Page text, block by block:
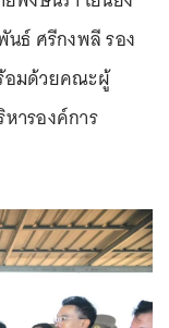
นธ์ ศรีกงพลี รอง
อมด้วยคณะผู้
ารองค์การ